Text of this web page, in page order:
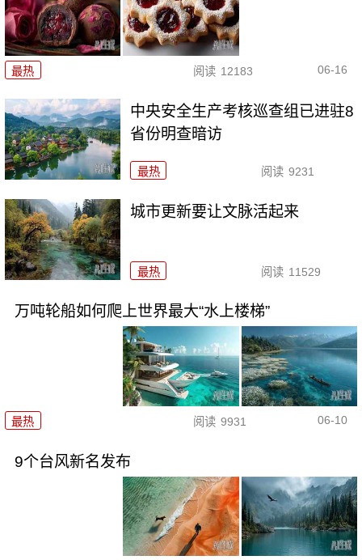
最热 阅读 12183 06-16
中央安全生产考核巡查组已进驻8
省份明查暗访
最热 阅读 9231
城市更新要让文脉活起来
最热 阅读 11529
万吨轮船如何爬上世界最大“水上楼梯”
最热 阅读 9931 06-10
9个台风新名发布